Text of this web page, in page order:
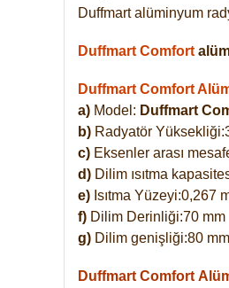
Duffmart alüminyum
Duffmart Comfort
Duffmart Comfort
a) Model: Duffmart
b) Radyatör
c) Eksenler arası
d) Dilim ısıtma
e) Isıtma Yüzeyi:0,267
f) Dilim Derinliği:70 mm
g) Dilim genişliği:80 mm
Duffmart Comfort